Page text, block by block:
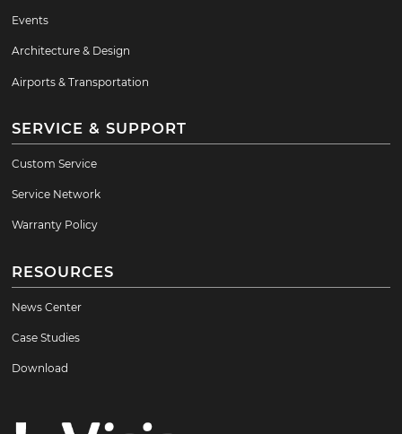
Events
Architecture & Design
Airports & Transportation
SERVICE & SUPPORT
Custom Service
Service Network
Warranty Policy
RESOURCES
News Center
Case Studies
Download